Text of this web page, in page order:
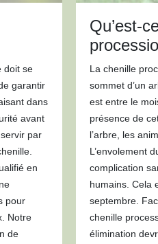
doit se
garantir
dans
avant
par
en
pour
Notre
de
Qu’est-
La chenille
sommet d’un
est entre le
présence de
l’arbre, les
L’envolement
complication
humains. Cela
septembre.
chenille
élimination